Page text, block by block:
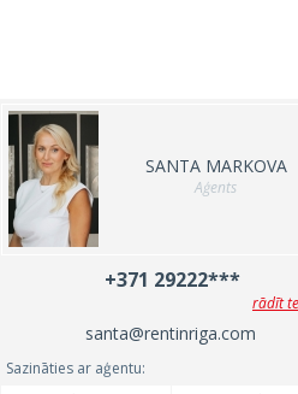
SANTA MARKOVA
Aģents
+371 29222***
rādīt
santa@rentinriga.com
Sazināties ar aģentu: